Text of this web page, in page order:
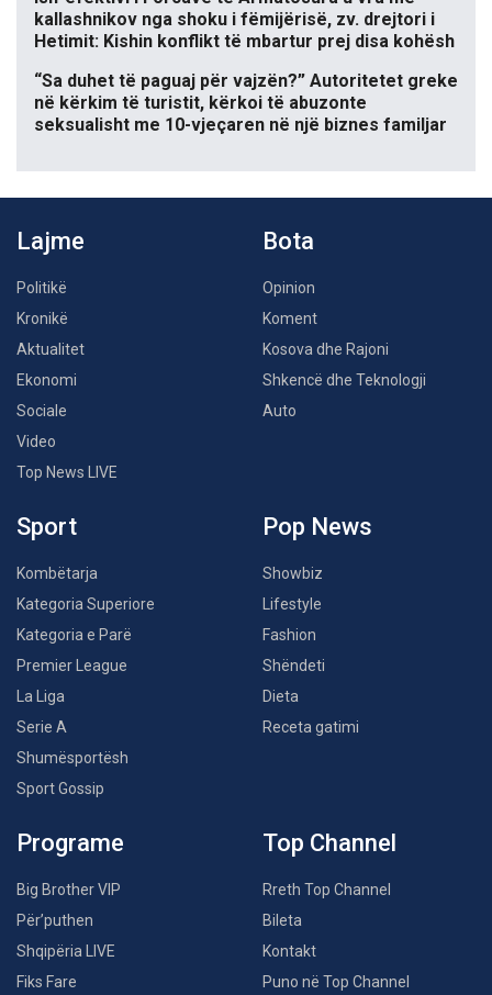
kallashnikov nga shoku i fëmijërisë, zv. drejtori i
Hetimit: Kishin konflikt të mbartur prej disa kohësh
“Sa duhet të paguaj për vajzën?” Autoritetet greke
në kërkim të turistit, kërkoi të abuzonte
seksualisht me 10-vjeçaren në një biznes familjar
Lajme
Politikë
Kronikë
Aktualitet
Ekonomi
Sociale
Video
Top News LIVE
Bota
Opinion
Koment
Kosova dhe Rajoni
Shkencë dhe Teknologji
Auto
Sport
Kombëtarja
Kategoria Superiore
Kategoria e Parë
Premier League
La Liga
Serie A
Shumësportësh
Sport Gossip
Pop News
Showbiz
Lifestyle
Fashion
Shëndeti
Dieta
Receta gatimi
Programe
Big Brother VIP
Për’puthen
Shqipëria LIVE
Fiks Fare
Top Channel
Rreth Top Channel
Bileta
Kontakt
Puno në Top Channel